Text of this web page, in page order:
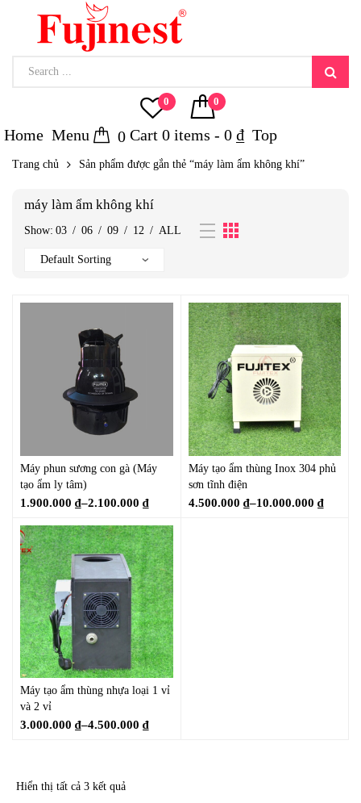
0 0
Home Menu 0 Cart 0 items - 0 ₫ Top
Trang chủ Sản phẩm được gắn thẻ “máy làm ẩm không khí”
máy làm ẩm không khí
Show: 03 / 06 / 09 / 12 / ALL
Máy phun sương con gà (Máy
tạo ẩm ly tâm)
1.900.000 ₫–2.100.000 ₫
Máy tạo ẩm thùng Inox 304 phủ
sơn tĩnh điện
4.500.000 ₫–10.000.000 ₫
Máy tạo ẩm thùng nhựa loại 1 vỉ
và 2 vỉ
3.000.000 ₫–4.500.000 ₫
Hiển thị tất cả 3 kết quả